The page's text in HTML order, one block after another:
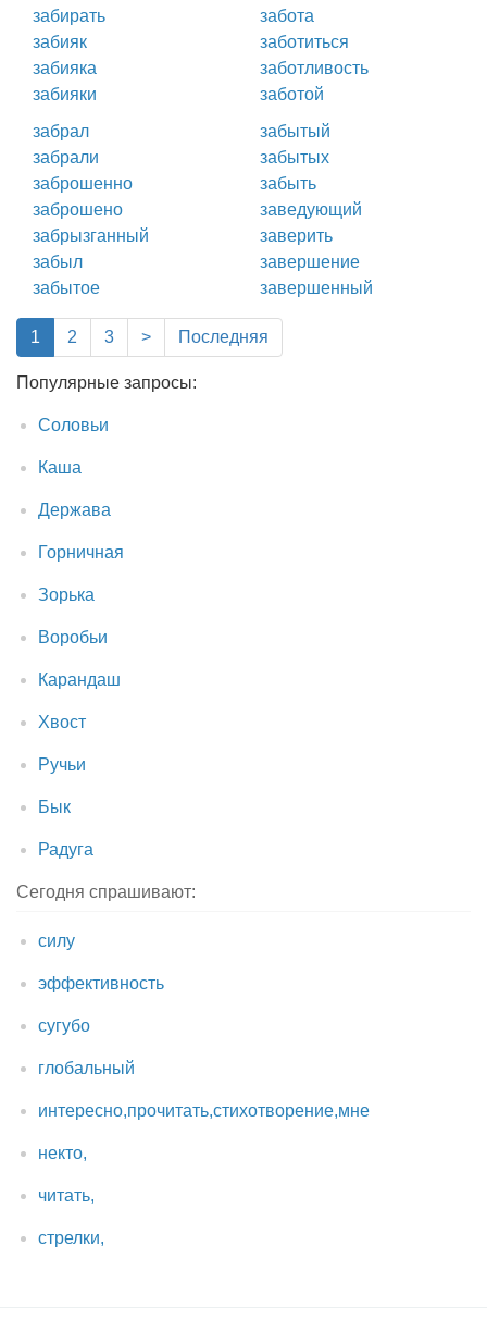
забирать
забияк
забияка
забияки
забота
заботиться
заботливость
заботой
забрал
забрали
заброшенно
заброшено
забрызганный
забыл
забытое
забытый
забытых
забыть
заведующий
заверить
завершение
завершенный
1 (current)
2 3 > Последняя
Популярные запросы:
Соловьи
Каша
Держава
Горничная
Зорька
Воробьи
Карандаш
Хвост
Ручьи
Бык
Радуга
Сегодня спрашивают:
силу
эффективность
сугубо
глобальный
интересно,прочитать,стихотворение,мне
некто,
читать,
стрелки,